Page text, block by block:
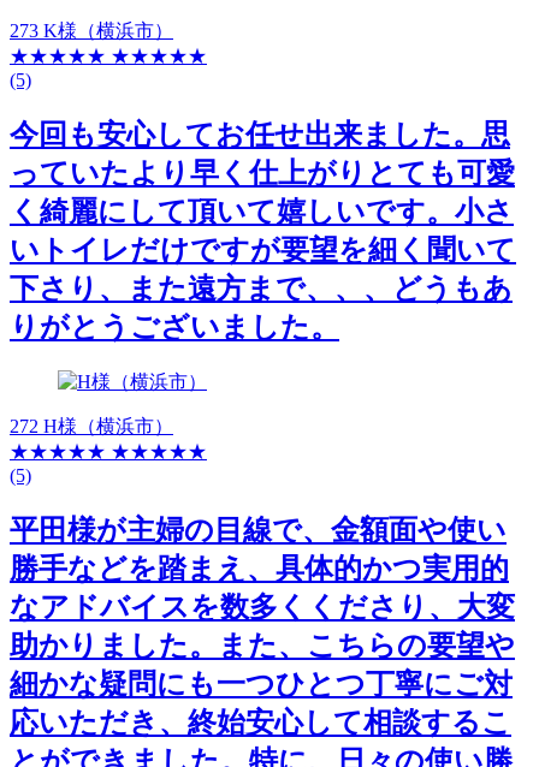
273 K様（横浜市）
★★★★★ ★★★★★
(5)
今回も安心してお任せ出来ました。思
っていたより早く仕上がりとても可愛
く綺麗にして頂いて嬉しいです。小さ
いトイレだけですが要望を細く聞いて
下さり、また遠方まで、、、どうもあ
りがとうございました。
272 H様（横浜市）
★★★★★ ★★★★★
(5)
平田様が主婦の目線で、金額面や使い
勝手などを踏まえ、具体的かつ実用的
なアドバイスを数多くくださり、大変
助かりました。また、こちらの要望や
細かな疑問にも一つひとつ丁寧にご対
応いただき、終始安心して相談するこ
とができました。特に、日々の使い勝